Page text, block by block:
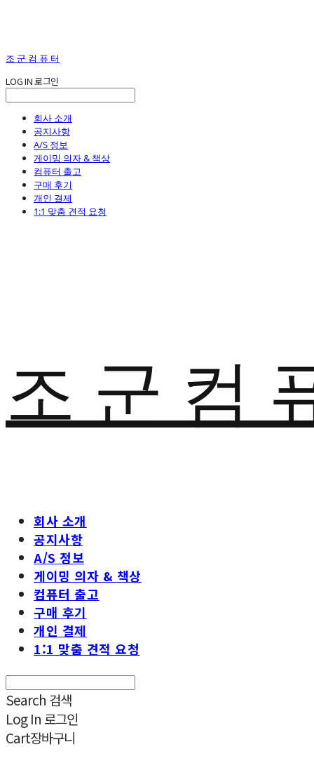
조 군 컴 퓨 터
LOG IN로그인
회사 소개
공지사항
A/S 정보
게이밍 의자 & 책상
컴퓨터 출고
구매 후기
개인 결제
1:1 맞춤 견적 요청
조 군 컴
회사 소개
공지사항
A/S 정보
게이밍 의자 & 책상
컴퓨터 출고
구매 후기
개인 결제
1:1 맞춤 견적 요청
Search 검색
Log In 로그인
Cart장바구니